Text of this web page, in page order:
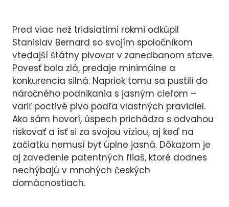
Pred viac než tridsiatimi rokmi odkúpil
Stanislav Bernard so svojím spoločníkom
vtedajší štátny pivovar v zanedbanom stave.
Povesť bola zlá, predaje minimálne a
konkurencia silná. Napriek tomu sa pustili do
náročného podnikania s jasným cieľom –
variť poctivé pivo podľa vlastných pravidiel.
Ako sám hovorí, úspech prichádza s odvahou
riskovať a ísť si za svojou víziou, aj keď na
začiatku nemusí byť úplne jasná. Dôkazom je
aj zavedenie patentných fliaš, ktoré dodnes
nechýbajú v mnohých českých
domácnostiach.